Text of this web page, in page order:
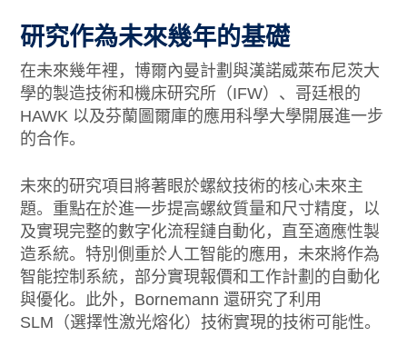
研究作為未來幾年的基礎
在未來幾年裡，博爾內曼計劃與漢諾威萊布尼茨大
學的製造技術和機床研究所（IFW）、哥廷根的
HAWK 以及芬蘭圖爾庫的應用科學大學開展進一步
的合作。
未來的研究項目將著眼於螺紋技術的核心未來主
題。重點在於進一步提高螺紋質量和尺寸精度，以
及實現完整的數字化流程鏈自動化，直至適應性製
造系統。特別側重於人工智能的應用，未來將作為
智能控制系統，部分實現報價和工作計劃的自動化
與優化。此外，Bornemann 還研究了利用
SLM（選擇性激光熔化）技術實現的技術可能性。